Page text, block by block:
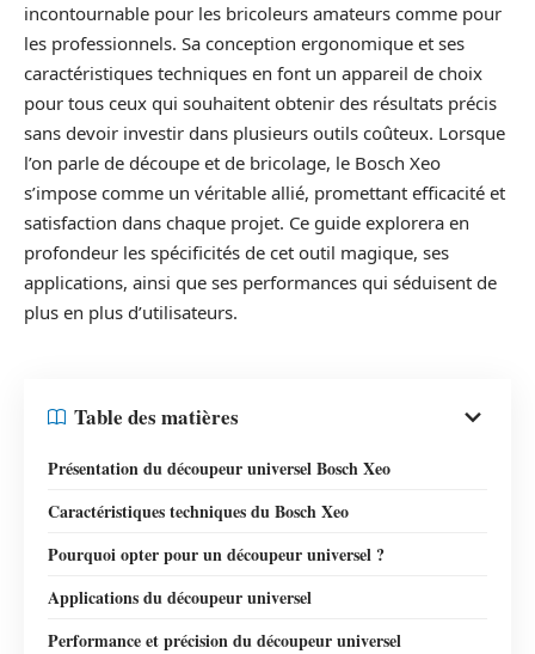
incontournable pour les bricoleurs amateurs comme pour
les professionnels. Sa conception ergonomique et ses
caractéristiques techniques en font un appareil de choix
pour tous ceux qui souhaitent obtenir des résultats précis
sans devoir investir dans plusieurs outils coûteux. Lorsque
l’on parle de découpe et de bricolage, le Bosch Xeo
s’impose comme un véritable allié, promettant efficacité et
satisfaction dans chaque projet. Ce guide explorera en
profondeur les spécificités de cet outil magique, ses
applications, ainsi que ses performances qui séduisent de
plus en plus d’utilisateurs.
Table des matières
Présentation du découpeur universel Bosch Xeo
Caractéristiques techniques du Bosch Xeo
Pourquoi opter pour un découpeur universel ?
Applications du découpeur universel
Performance et précision du découpeur universel